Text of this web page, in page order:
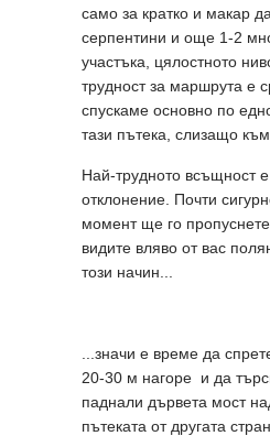
само за кратко и макар
серпентини и още 1-2
участъка, цялостното
трудност за маршрута е
спускаме основно по
тази пътека, слизащо
Най-трудното всъщност
отклонение. Почти
момент ще го
видите вляво от вас
този начин...
...значи е време да
20-30 м нагоре и да
паднали дървета мост
пътеката от другата